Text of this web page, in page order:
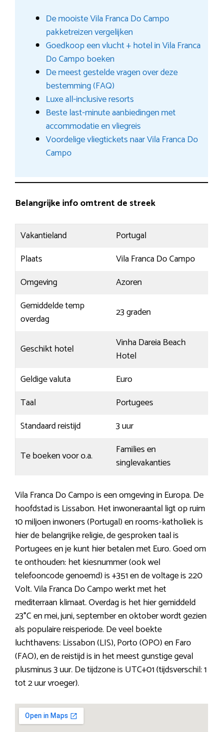
De mooiste Vila Franca Do Campo
pakketreizen vergelijken
Goedkoop een vlucht + hotel in Vila Franca
Do Campo boeken
De meest gestelde vragen over deze
bestemming (FAQ)
Luxe all-inclusive resorts
Beste last-minute aanbiedingen met
accommodatie en vliegreis
Voordelige vliegtickets naar Vila Franca Do
Campo
Belangrijke info omtrent de streek
Vakantieland
Portugal
Plaats
Vila Franca Do Campo
Omgeving
Azoren
Gemiddelde temp
overdag
23 graden
Geschikt hotel
Vinha Dareia Beach
Hotel
Geldige valuta
Euro
Taal
Portugees
Standaard reistijd
3 uur
Te boeken voor o.a.
Families en
singlevakanties
Vila Franca Do Campo is een omgeving in Europa. De
hoofdstad is Lissabon. Het inwoneraantal ligt op ruim
10 miljoen inwoners (Portugal) en rooms-katholiek is
hier de belangrijke religie, de gesproken taal is
Portugees en je kunt hier betalen met Euro. Goed om
te onthouden: het kiesnummer (ook wel
telefooncode genoemd) is +351 en de voltage is 220
Volt. Vila Franca Do Campo werkt met het
mediterraan klimaat. Overdag is het hier gemiddeld
23°C en mei, juni, september en oktober wordt gezien
als populaire reisperiode. De veel boekte
luchthavens: Lissabon (LIS), Porto (OPO) en Faro
(FAO), en de reistijd is in het meest gunstige geval
plusminus 3 uur. De tijdzone is UTC+01 (tijdsverschil: 1
tot 2 uur vroeger).